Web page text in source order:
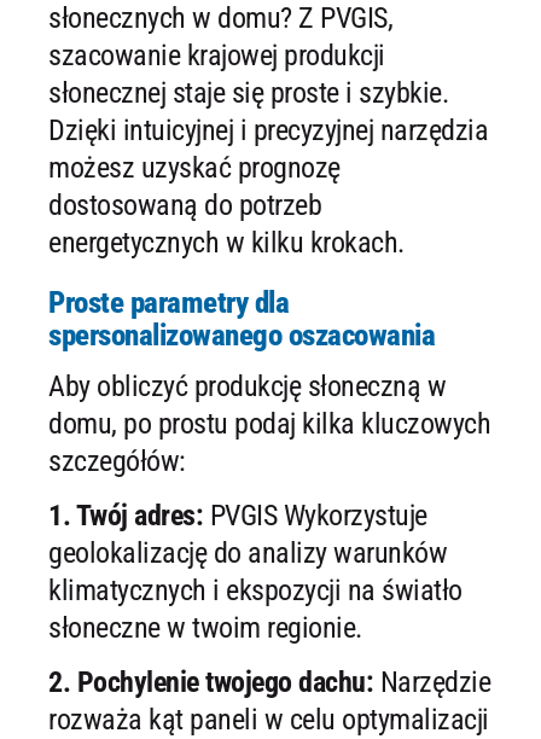
słonecznych w domu? Z PVGIS,
szacowanie krajowej produkcji
słonecznej staje się proste i szybkie.
Dzięki intuicyjnej i precyzyjnej narzędzia
możesz uzyskać prognozę
dostosowaną do potrzeb
energetycznych w kilku krokach.
Proste parametry dla
spersonalizowanego oszacowania
Aby obliczyć produkcję słoneczną w
domu, po prostu podaj kilka kluczowych
szczegółów:
1. Twój adres: PVGIS Wykorzystuje
geolokalizację do analizy warunków
klimatycznych i ekspozycji na światło
słoneczne w twoim regionie.
2. Pochylenie twojego dachu: Narzędzie
rozważa kąt paneli w celu optymalizacji